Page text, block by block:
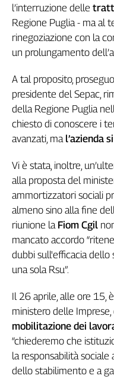
Talk
La
settimana
Collettiva
Il
Sassolino
Linea
Economica
Easy
Inserti
Idea
Diffusa
Le
trasmissioni
Work
in
Progress
L'Italia
nel
l’interruzione delle
Regione Puglia - ma al
rinegoziazione con la
un prolungamento
A tal proposito,
presidente del Sepac,
della Regione Puglia
chiesto di conoscere i
avanzati, mal’azienda
Vi è stata, inoltre,
alla proposta del
ammortizzatori sociali
almeno sino alla fine
riunione la Fiom Cgil
mancato accordo
dubbi sull'efficacia
una sola Rsu”.
Il 26 aprile, alle ore 15,
ministero delle
mobilitazione dei
“chiederemo che
la responsabilità
dello stabilimento e a